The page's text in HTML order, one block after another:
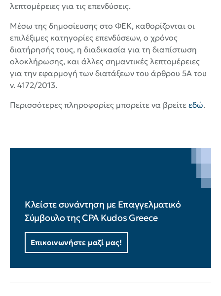
λεπτομέρειες για τις επενδύσεις.
Μέσω της δημοσίευσης στο ΦΕΚ, καθορίζονται οι
επιλέξιμες κατηγορίες επενδύσεων, ο χρόνος
διατήρησής τους, η διαδικασία για τη διαπίστωση
ολοκλήρωσης, και άλλες σημαντικές λεπτομέρειες
για την εφαρμογή των διατάξεων του άρθρου 5Α του
ν. 4172/2013.
Περισσότερες πληροφορίες μπορείτε να βρείτε εδώ.
Κλείστε συνάντηση με Επαγγελματικό
Σύμβουλο της CPA Kudos Greece
Επικοινωνήστε μαζί μας!